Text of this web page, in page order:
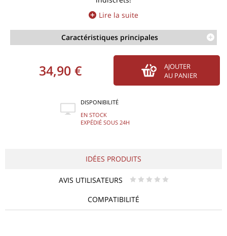
Lire la suite
Caractéristiques principales
34,90 €
AJOUTER
AU PANIER
DISPONIBILITÉ
EN STOCK
EXPÉDIÉ SOUS 24H
IDÉES PRODUITS
AVIS UTILISATEURS * * * * *
COMPATIBILITÉ